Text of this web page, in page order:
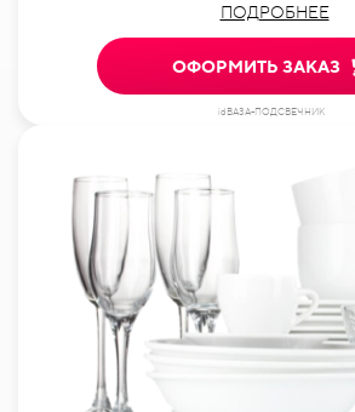
ПОДРОБНЕЕ
ОФОРМИТЬ ЗАКАЗ
idВАЗА-ПОДСВЕЧНИК